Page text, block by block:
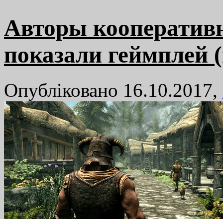
Авторы
показали геймплей
Опубліковано 16.10.2017,